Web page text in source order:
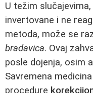
U težim
invertovane i ne
metoda, može se
bradavica. Ovaj
posle dojenja, osim
Savremena
procedure